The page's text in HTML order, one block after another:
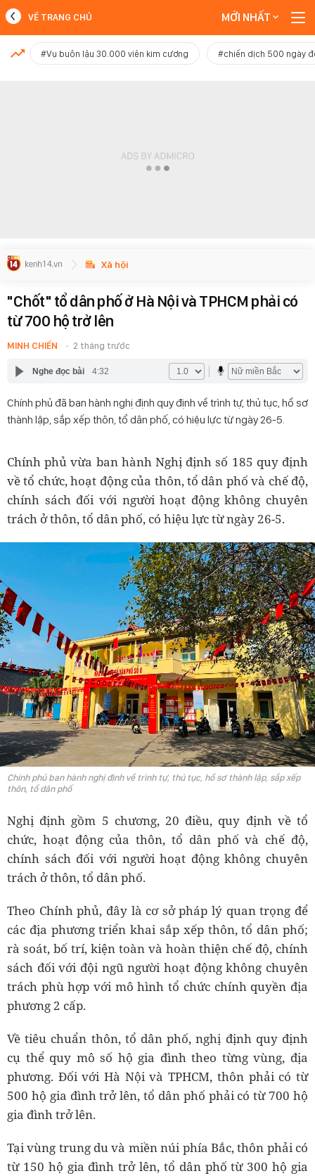
MỚI NHẤT
VỀ TRANG CHỦ MỚI NHẤT
#Vụ buôn lậu 30.000 viên kim cương #chiến dịch 500 ngày
Xã hội
"Chốt" tổ dân phố ở Hà Nội và TPHCM phải có
từ 700 hộ trở lên
MINH CHIẾN 2 tháng trước
Nghe đọc bài 4:32
Chính phủ đã ban hành nghị định quy định về trình tự, thủ tục, hồ sơ
thành lập, sắp xếp thôn, tổ dân phố, có hiệu lực từ ngày 26-5.
Chính phủ vừa ban hành Nghị định số 185 quy định
về tổ chức, hoạt động của thôn, tổ dân phố và chế độ,
chính sách đối với người hoạt động không chuyên
trách ở thôn, tổ dân phố, có hiệu lực từ ngày 26-5.
Chính phủ ban hành nghị định về trình tự, thủ tục, hồ sơ thành lập, sắp xếp
thôn, tổ dân phố
Nghị định gồm 5 chương, 20 điều, quy định về tổ
chức, hoạt động của thôn, tổ dân phố và chế độ,
chính sách đối với người hoạt động không chuyên
trách ở thôn, tổ dân phố.
Theo Chính phủ, đây là cơ sở pháp lý quan trọng để
các địa phương triển khai sắp xếp thôn, tổ dân phố;
rà soát, bố trí, kiện toàn và hoàn thiện chế độ, chính
sách đối với đội ngũ người hoạt động không chuyên
trách phù hợp với mô hình tổ chức chính quyền địa
phương 2 cấp.
Về tiêu chuẩn thôn, tổ dân phố, nghị định quy định
cụ thể quy mô số hộ gia đình theo từng vùng, địa
phương. Đối với Hà Nội và TPHCM, thôn phải có từ
500 hộ gia đình trở lên, tổ dân phố phải có từ 700 hộ
gia đình trở lên.
Tại vùng trung du và miền núi phía Bắc, thôn phải có
từ 150 hộ gia đình trở lên, tổ dân phố từ 300 hộ gia